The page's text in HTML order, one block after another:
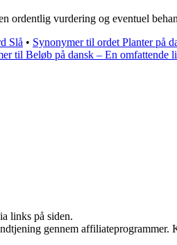
vurdering og eventuel
Slå • Synonymer til ordet Planter på
til Beløb på dansk – En omfattende
links på siden.
gennem